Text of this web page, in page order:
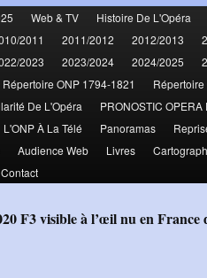
Web & TV Histoire De L'Opéra
2011 2011/2012 2012/2013
2023 2023/2024 2024/2025
Répertoire ONP 1794-1821
De L'Opéra PRONOSTIC OPERA
L'ONP À La Télé Panoramas
Audience Web Livres
Contact
F3 visible à l’œil nu en